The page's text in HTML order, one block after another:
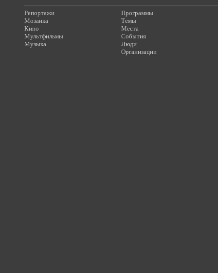
Репортажи
Мозаика
Кино
Мультфильмы
Музыка
Программы
Темы
Места
События
Люди
Организации